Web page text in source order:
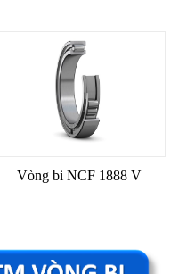
Vòng bi NCF 1888 V